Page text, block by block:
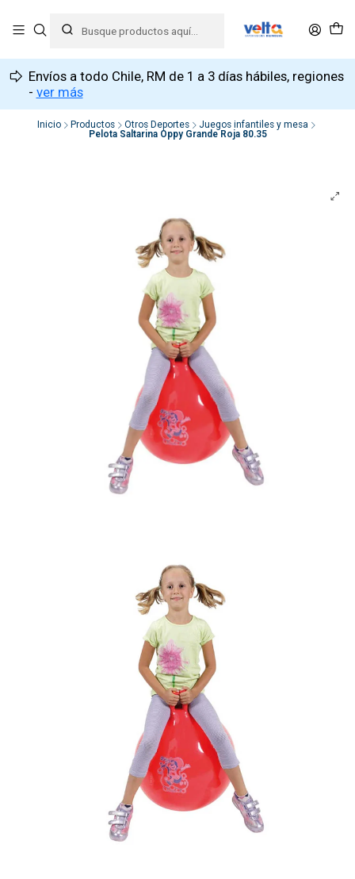
Envíos a todo Chile, RM de 1 a 3 días hábiles, regiones
- ver más
Inicio Productos Otros Deportes
Juegos infantiles y mesa
Pelota Saltarina Oppy Grande Roja 80.35